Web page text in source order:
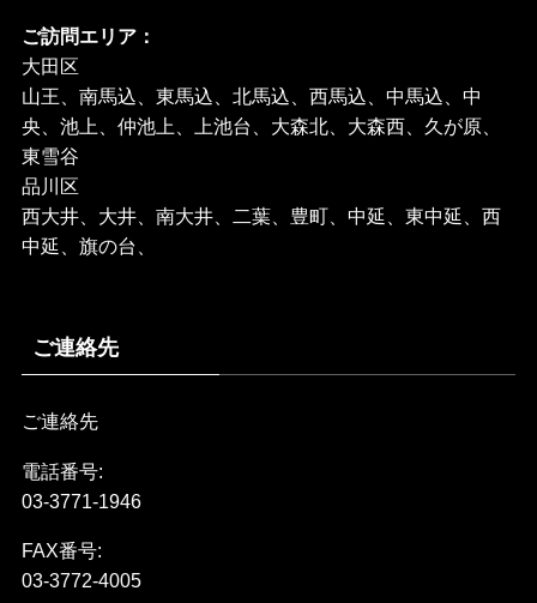
ご訪問エリア：
大田区
山王、南馬込、東馬込、北馬込、西馬込、中馬込、中
央、池上、仲池上、上池台、大森北、大森西、久が原、
東雪谷
品川区
西大井、大井、南大井、二葉、豊町、中延、東中延、西
中延、旗の台、
ご連絡先
ご連絡先
電話番号:
03-3771-1946
FAX番号:
03-3772-4005